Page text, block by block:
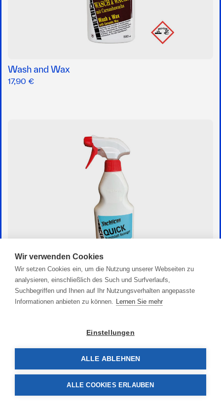
Wash and Wax
17,90 €
Quick Reiniger
14,90 €
Wir verwenden Cookies
Wir setzen Cookies ein, um die Nutzung unserer Webseiten zu
analysieren, einschließlich des Such und Surfverlaufs,
Suchbegriffen und Ihnen auf Ihr Nutzungsverhalten angepasste
Informationen anbieten zu können. Lernen Sie mehr
Einstellungen
ALLE ABLEHNEN
ALLE COOKIES ERLAUBEN